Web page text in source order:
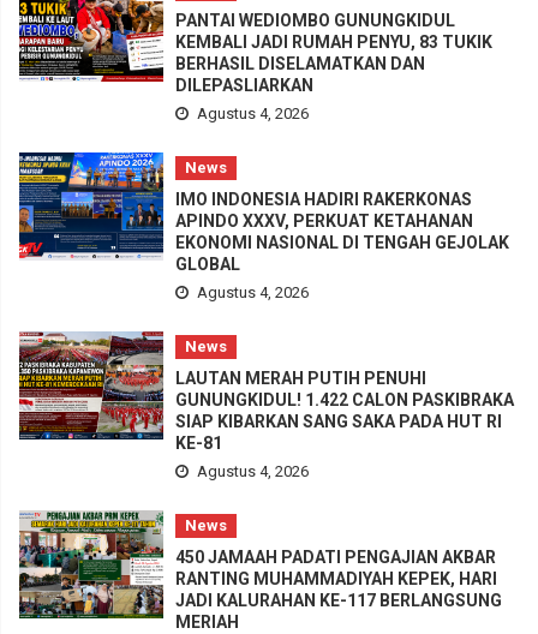
PANTAI WEDIOMBO GUNUNGKIDUL
KEMBALI JADI RUMAH PENYU, 83 TUKIK
BERHASIL DISELAMATKAN DAN
DILEPASLIARKAN
Agustus 4, 2026
News
IMO INDONESIA HADIRI RAKERKONAS
APINDO XXXV, PERKUAT KETAHANAN
EKONOMI NASIONAL DI TENGAH GEJOLAK
GLOBAL
Agustus 4, 2026
News
LAUTAN MERAH PUTIH PENUHI
GUNUNGKIDUL! 1.422 CALON PASKIBRAKA
SIAP KIBARKAN SANG SAKA PADA HUT RI
KE-81
Agustus 4, 2026
News
450 JAMAAH PADATI PENGAJIAN AKBAR
RANTING MUHAMMADIYAH KEPEK, HARI
JADI KALURAHAN KE-117 BERLANGSUNG
MERIAH